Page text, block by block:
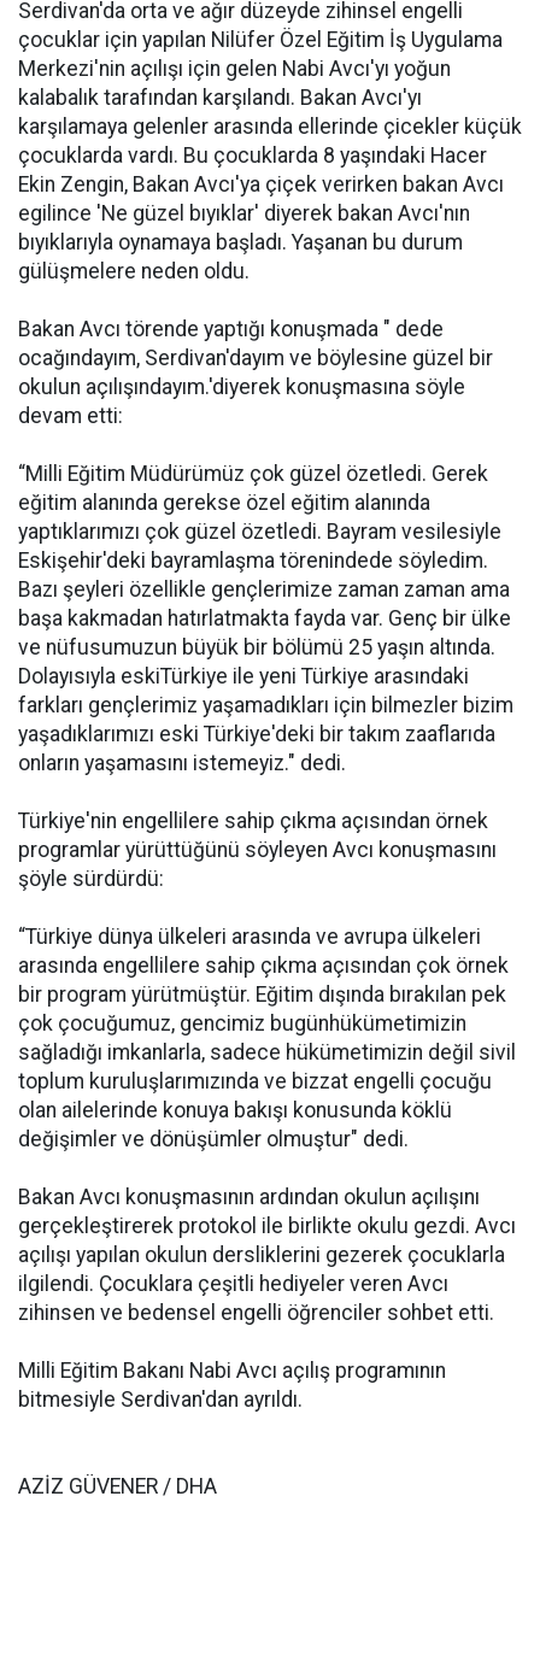
Serdivan'da orta ve ağır düzeyde zihinsel engelli
çocuklar için yapılan Nilüfer Özel Eğitim İş Uygulama
Merkezi'nin açılışı için gelen Nabi Avcı'yı yoğun
kalabalık tarafından karşılandı. Bakan Avcı'yı
karşılamaya gelenler arasında ellerinde çicekler küçük
çocuklarda vardı. Bu çocuklarda 8 yaşındaki Hacer
Ekin Zengin, Bakan Avcı'ya çiçek verirken bakan Avcı
egilince 'Ne güzel bıyıklar' diyerek bakan Avcı'nın
bıyıklarıyla oynamaya başladı. Yaşanan bu durum
gülüşmelere neden oldu.
Bakan Avcı törende yaptığı konuşmada " dede
ocağındayım, Serdivan'dayım ve böylesine güzel bir
okulun açılışındayım.'diyerek konuşmasına söyle
devam etti:
“Milli Eğitim Müdürümüz çok güzel özetledi. Gerek
eğitim alanında gerekse özel eğitim alanında
yaptıklarımızı çok güzel özetledi. Bayram vesilesiyle
Eskişehir'deki bayramlaşma törenindede söyledim.
Bazı şeyleri özellikle gençlerimize zaman zaman ama
başa kakmadan hatırlatmakta fayda var. Genç bir ülke
ve nüfusumuzun büyük bir bölümü 25 yaşın altında.
Dolayısıyla eskiTürkiye ile yeni Türkiye arasındaki
farkları gençlerimiz yaşamadıkları için bilmezler bizim
yaşadıklarımızı eski Türkiye'deki bir takım zaaflarıda
onların yaşamasını istemeyiz." dedi.
Türkiye'nin engellilere sahip çıkma açısından örnek
programlar yürüttüğünü söyleyen Avcı konuşmasını
şöyle sürdürdü:
“Türkiye dünya ülkeleri arasında ve avrupa ülkeleri
arasında engellilere sahip çıkma açısından çok örnek
bir program yürütmüştür. Eğitim dışında bırakılan pek
çok çocuğumuz, gencimiz bugünhükümetimizin
sağladığı imkanlarla, sadece hükümetimizin değil sivil
toplum kuruluşlarımızında ve bizzat engelli çocuğu
olan ailelerinde konuya bakışı konusunda köklü
değişimler ve dönüşümler olmuştur" dedi.
Bakan Avcı konuşmasının ardından okulun açılışını
gerçekleştirerek protokol ile birlikte okulu gezdi. Avcı
açılışı yapılan okulun dersliklerini gezerek çocuklarla
ilgilendi. Çocuklara çeşitli hediyeler veren Avcı
zihinsen ve bedensel engelli öğrenciler sohbet etti.
Milli Eğitim Bakanı Nabi Avcı açılış programının
bitmesiyle Serdivan'dan ayrıldı.
AZİZ GÜVENER / DHA